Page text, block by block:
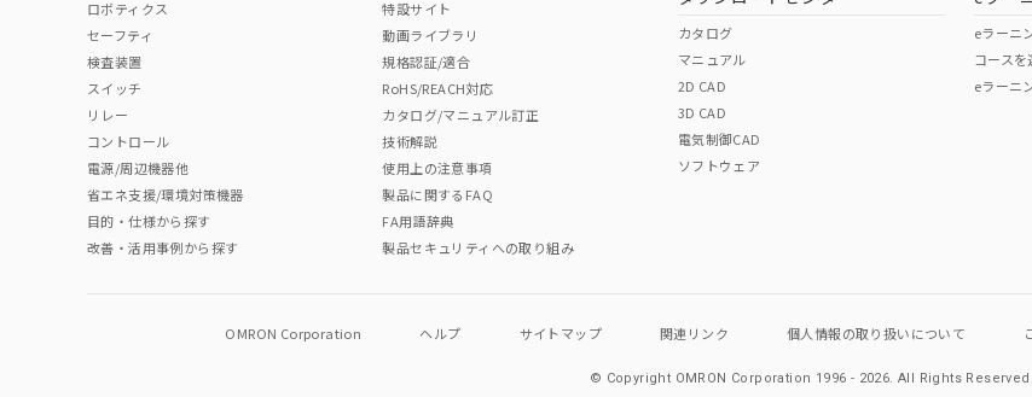
"対応済み"や非含有の記載がされた商品であっても、流通在庫等で未対応品が混在する可能性があります。
非含有品が必要な際は、弊社営業部門もしくは販売店へお問い合わせください。
その他の認証はこちらのページ
ロボティクス
セーフティ
検査装置
スイッチ
リレー
コントロール
電源/周辺機器他
省エネ支援/環境対策機器
目的・仕様から探す
改善・活用事例から探す
特設サイト
動画ライブラリ
規格認証/適合
RoHS/REACH対応
カタログ/マニュアル訂正
技術解説
使用上の注意事項
製品に関するFAQ
FA用語辞典
製品セキュリティへの取り組み
カタログ
マニュアル
2D CAD
3D CAD
電気制御CAD
ソフトウェア
eラーニ
コースを
eラーニ
OMRON Corporation ヘルプ サイトマップ 関連リンク 個人情報の取り扱いについて
© Copyright OMRON Corporation 1996 - 2026.All Rights Reserved.